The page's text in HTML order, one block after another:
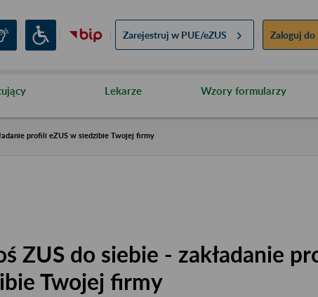
Zarejestruj w PUE/eZUS Zaloguj do
Lekarze Wzory formularzy
profili eZUS w siedzibie Twojej firmy
ZUS do siebie - zakładanie
Twojej firmy